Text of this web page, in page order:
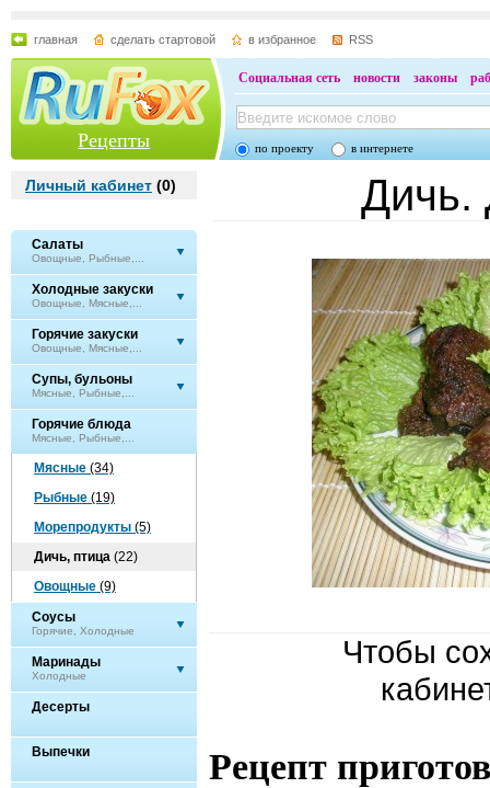
главная сделать стартовой в избранное RSS
Рецепты
Социальная сеть новости законы
по проекту в интернете
Личный кабинет (0)
Салаты
Овощные, Рыбные,...
Холодные закуски
Овощные, Мясные,...
Горячие закуски
Овощные, Мясные,...
Супы, бульоны
Мясные, Рыбные,...
Горячие блюда
Мясные, Рыбные,...
Мясные (34)
Рыбные (19)
Морепродукты (5)
Дичь, птица (22)
Овощные (9)
Соусы
Горячие, Холодные
Маринады
Холодные
Десерты
Выпечки
Дичь.
Чтобы
Рецепт